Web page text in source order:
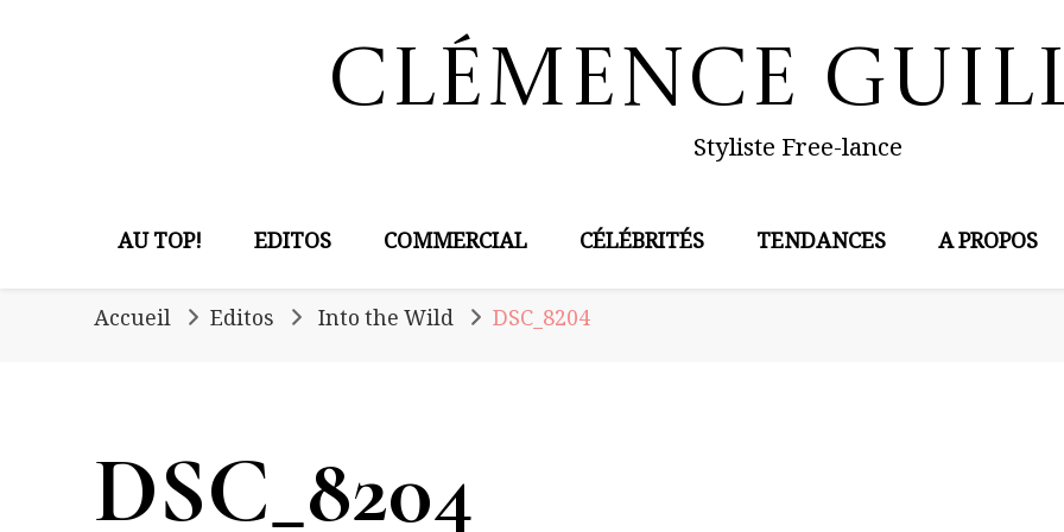
Clémence
Styliste Free-lance
AU TOP! EDITOS COMMERCIAL CÉLÉBRITÉS TENDANCES A PROPOS
Accueil Editos Into the Wild DSC_8204
DSC_8204